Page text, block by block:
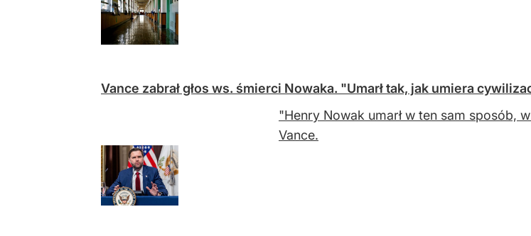
Vance zabrał głos ws. śmierci Nowaka. "Umarł tak, jak umiera
"Henry Nowak umarł w ten sam sposób,
Vance.